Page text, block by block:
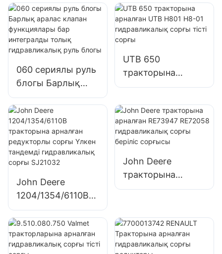
руль блогы
060 сериялы руль
блогы Барлық
аралас клапан
функциялары бар
интегралды толық
гидравликалық
руль блогы
UTB 650
тракторына
арналған UTB
гидравликалық
сорғы тісті сорғы
John Deere
1204/1354/6110B
тракторына
арналған
редукторлы сорғы
Үлкен тандемді
John Deere
тракторына
арналған RE73947
сорғы беріліс
сорғысы